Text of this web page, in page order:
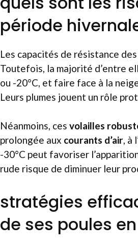
période
Les capacités de résistance
Toutefois, la majorité d’entre
ou -20°C, et faire face à la
Leurs plumes jouent un rôle
Néanmoins, ces volailles
prolongée aux courants d’air, à
-30°C peut favoriser
rude risque de diminuer leur
stratégies
de ses poules